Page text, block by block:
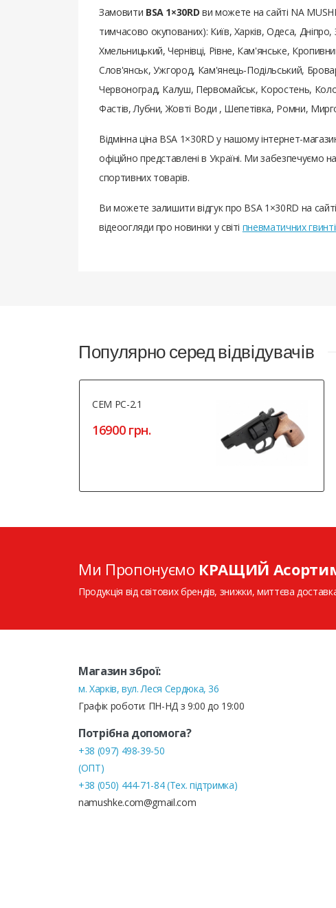
Замовити BSA 1×30RD ви можете на сайті NA
тимчасово окупованих): Київ, Харків, Одеса,
Хмельницький, Чернівці, Рівне, Кам'янське,
Слов'янськ, Ужгород, Кам'янець-Подільський,
Червоноград, Калуш, Первомайськ, Коростень,
Фастів, Лубни, Жовті Води , Шепетівка, Ромни,
Відмінна ціна BSA 1×30RD у нашому інтернет-
офіційно представлені в Україні. Ми
спортивних товарів.
Ви можете залишити відгук про BSA 1×30RD на
відеоогляди про новинки у світі пневматичних
Популярно серед відвідувачів
СЕМ РС-2.1
16900 грн.
Ми Пропонуємо КРАЩИЙ
Продукція від світових брендів, знижки, миттєва
Магазин зброї:
м. Харків, вул. Леся Сердюка, 36
Графік роботи: ПН-НД з 9:00 до 19:00
Потрібна допомога?
+38 (097) 498-39-50
(ОПТ)
+38 (050) 444-71-84 (Тех. підтримка)
namushke.com@gmail.com